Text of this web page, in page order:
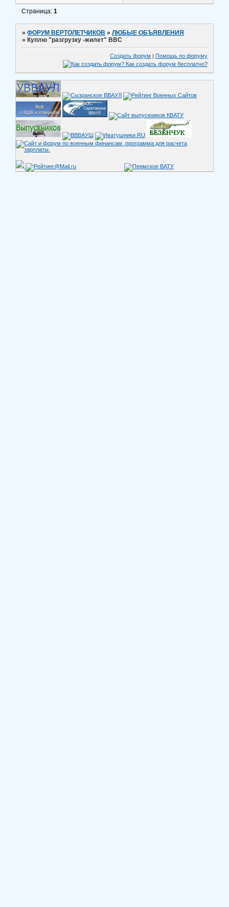
Страница:1
»ФОРУМ ВЕРТОЛЕТЧИКОВ »ЛЮБЫЕ ОБЪЯВЛЕНИЯ
»Куплю "разгрузку -жилет" ВВС
Создать форум | Помощь по форуму